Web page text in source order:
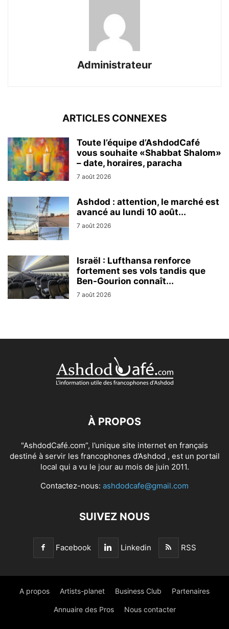
Administrateur
ARTICLES CONNEXES
Toute l’équipe d’AshdodCafé
vous souhaite «Shabbat Shalom»
– date, horaires, paracha
7 août 2026
Ashdod : attention, le marché est
avancé au lundi 10 août...
7 août 2026
Israël : Lufthansa renforce
fortement ses vols tandis que
Ben-Gourion connaît...
7 août 2026
À PROPOS
"AshdodCafé.com”, l’unique site internet en français
destiné à servir les francophones d’Ashdod , est un portail
local qui a vu le jour au mois de juin 2011.
Contactez-nous: ashdodcafe@gmail.com
SUIVEZ NOUS
Facebook Linkedin RSS
A propos Artists-planet Business Club Partenaires
Annuaire des Pros Nous contacter